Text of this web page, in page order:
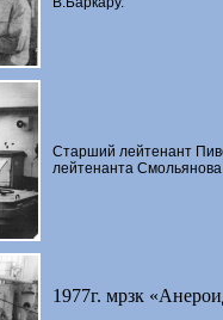
Старший лейтенант
лейтенанта
1977г. мрзк